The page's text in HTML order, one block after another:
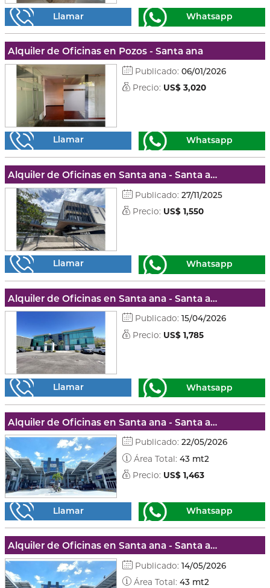
Llamar Whatsapp
Alquiler de Oficinas en Pozos - Santa ana
Publicado: 06/01/2026
Precio: US$ 3,020
Llamar Whatsapp
Alquiler de Oficinas en Santa ana - Santa ana
Publicado: 27/11/2025
Precio: US$ 1,550
Llamar Whatsapp
Alquiler de Oficinas en Santa ana - Santa ana
Publicado: 15/04/2026
Precio: US$ 1,785
Llamar Whatsapp
Alquiler de Oficinas en Santa ana - Santa ana
Publicado: 22/05/2026
Área Total: 43 mt2
Precio: US$ 1,463
Llamar Whatsapp
Alquiler de Oficinas en Santa ana - Santa ana
Publicado: 14/05/2026
Área Total: 43 mt2